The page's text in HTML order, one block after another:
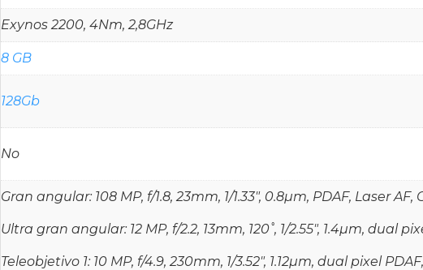
Exynos 2200, 4Nm, 2,8GHz
8 GB
128Gb
No
Gran angular: 108 MP, f/1.8, 23mm, 1/1.33", 0.8µm, PDAF, Laser AF,
Ultra gran angular: 12 MP, f/2.2, 13mm, 120˚, 1/2.55", 1.4µm, dual
Teleobjetivo 1: 10 MP, f/4.9, 230mm, 1/3.52", 1.12µm, dual pixel